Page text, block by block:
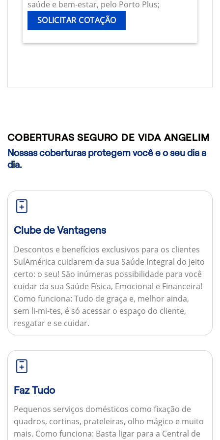
saúde e bem-estar, pelo Porto Plus;
SOLICITAR COTAÇÃO
COBERTURAS SEGURO DE VIDA ANGELIM
Nossas coberturas protegem você e o seu dia a
dia.
Clube de Vantagens
Descontos e benefícios exclusivos para os clientes
SulAmérica cuidarem da sua Saúde Integral do jeito
certo: o seu! São inúmeras possibilidade para você
cuidar da sua Saúde Física, Emocional e Financeira!
Como funciona: Tudo de graça e, melhor ainda,
sem li-mi-tes, é só acessar o espaço do cliente,
resgatar e se cuidar.
Faz Tudo
Pequenos serviços domésticos como fixação de
quadros, cortinas, prateleiras, olho mágico e muito
mais. Como funciona: Basta ligar para a Central de